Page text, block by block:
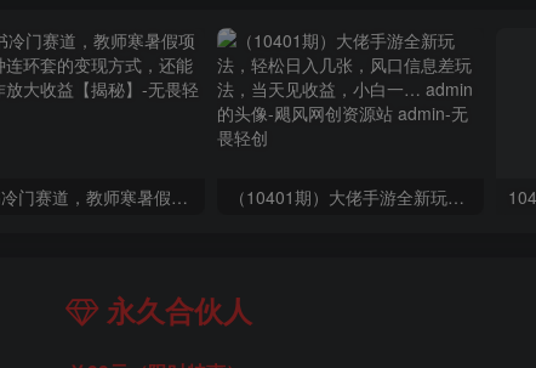
小红书冷门赛道，教师寒暑假项目，多种连环套的变现方式，还能矩阵操作放大收益【揭秘】 （10401期）大佬手游全新玩法，轻松日入几张，风口信息差玩法，当天见收益，小白一… admin的头像-飓风网创资源站 admin
永久合伙人